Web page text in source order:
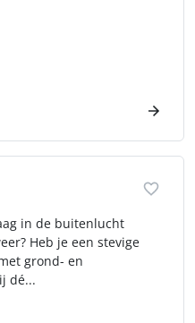
in de buitenlucht
Heb je een stevige
grond- en
dé...